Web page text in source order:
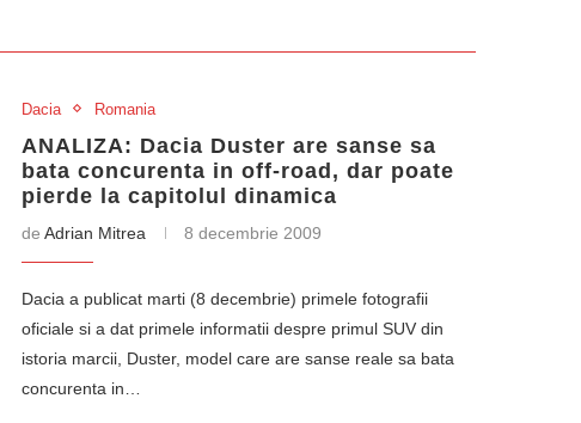
Dacia Romania
ANALIZA: Dacia Duster are sanse sa
bata concurenta in off-road, dar poate
pierde la capitolul dinamica
de Adrian Mitrea 8 decembrie 2009
Dacia a publicat marti (8 decembrie) primele fotografii
oficiale si a dat primele informatii despre primul SUV din
istoria marcii, Duster, model care are sanse reale sa bata
concurenta in…